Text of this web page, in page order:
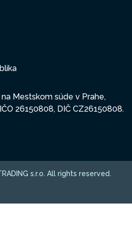
Mestskom súde v Prahe,
26150808, DIČ CZ26150808.
s.r.o. All rights reserved.